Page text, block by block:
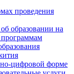
проведения
образовании на
программам
цифровой форме